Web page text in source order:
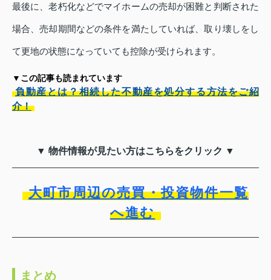
最後に、老朽化などでマイホームの売却が困難と判断された
場合、売却期間などの条件を満たしていれば、取り壊しをし
て更地の状態になっていても控除が受けられます。
▼この記事も読まれています
負動産とは？相続した不動産を処分する方法をご紹
介！
▼ 物件情報が見たい方はこちらをクリック ▼
大町市周辺の売買・投資物件一覧
へ進む
まとめ